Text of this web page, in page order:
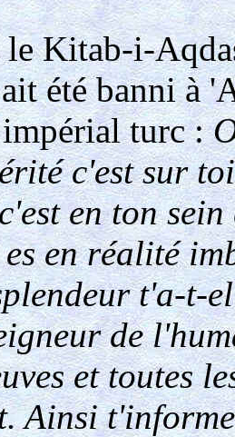
Kitab-i-
été banni à
turc :
c'est sur
en ton
en réalité
t'a-t-
de
et toutes
Ainsi